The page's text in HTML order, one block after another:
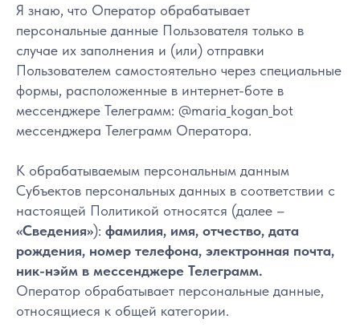
Я знаю, что Оператор обрабатывает
персональные данные Пользователя только в
случае их заполнения и (или) отправки
Пользователем самостоятельно через специальные
формы, расположенные в интернет-боте в
мессенджере Телеграмм: @maria_kogan_bot
мессенджера Телеграмм Оператора.
К обрабатываемым персональным данным
Субъектов персональных данных в соответствии с
настоящей Политикой относятся (далее –
«Сведения»): фамилия, имя, отчество, дата
рождения, номер телефона, электронная почта,
ник-нэйм в мессенджере Телеграмм.
Оператор обрабатывает персональные данные,
относящиеся к общей категории.